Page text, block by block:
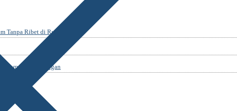
Tanpa Ribet di Rumah
Industri Pangan